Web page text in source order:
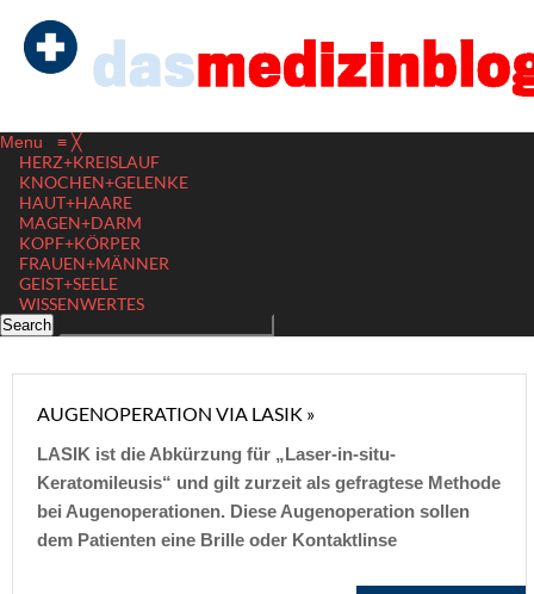
Menu ≡ ╳
HERZ+KREISLAUF
KNOCHEN+GELENKE
HAUT+HAARE
MAGEN+DARM
KOPF+KÖRPER
FRAUEN+MÄNNER
GEIST+SEELE
WISSENWERTES
AUGENOPERATION VIA LASIK »
LASIK ist die Abkürzung für „Laser-in-situ-
Keratomileusis“ und gilt zurzeit als gefragtese Methode
bei Augenoperationen. Diese Augenoperation sollen
dem Patienten eine Brille oder Kontaktlinse